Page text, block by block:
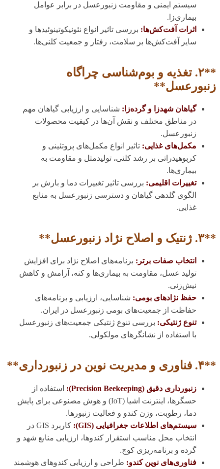
سیستم ایمنی و مقاومت زنبورعسل در برابر عوامل
بیماری‌زا.
اثرات آفت‌کش‌ها: بررسی تاثیر انواع نئونیکوتینوئیدها و
سایر آفت‌کش‌ها بر سلامت، رفتار و جمعیت کلنی‌ها.
**۲. تغذیه و بوم‌شناسی چراگاه
زنبورعسل**
گیاهان شهدزا و گرده‌زا: شناسایی و ارزیابی گیاهان مهم
در مناطق مختلف و نقش آن‌ها در کیفیت محصولات
زنبورعسل.
مکمل‌های غذایی: تاثیر انواع مکمل‌های پروتئینی و
کربوهیدراتی بر رشد کلنی، تولیدمثل و مقاومت به
بیماری‌ها.
تغییرات اقلیمی: بررسی تاثیر تغییرات دما و بارش بر
الگوی گلدهی گیاهان و دسترسی زنبورعسل به منابع
غذایی.
**۳. ژنتیک و اصلاح نژاد زنبورعسل**
انتخاب صفات برتر: برنامه‌های اصلاح نژاد برای افزایش
تولید عسل، مقاومت به بیماری‌ها و کنه، آرامش و کاهش
نیش‌زنی.
حفظ نژادهای بومی: شناسایی، ارزیابی و برنامه‌های
حفاظت از جمعیت‌های بومی زنبورعسل در ایران.
تنوع ژنتیکی: بررسی تنوع ژنتیکی جمعیت‌های زنبورعسل
با استفاده از نشانگرهای مولکولی.
**۴. فناوری و مدیریت نوین در زنبورداری**
زنبورداری دقیق (Precision Beekeeping):
استفاده از
حسگرها، اینترنت اشیا (IoT) و هوش مصنوعی برای پایش
دما، رطوبت، وزن کندو و فعالیت زنبورها.
سیستم‌های اطلاعات جغرافیایی (GIS):
کاربرد GIS در
انتخاب محل مناسب استقرار کندوها، ارزیابی منابع شهد و
گرده و برنامه‌ریزی کوچ.
فناوری‌های نوین کندو: طراحی و ارزیابی کندوهای هوشمند